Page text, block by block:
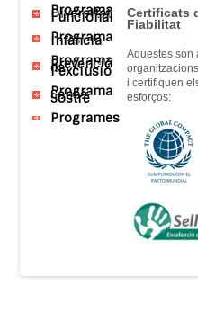
Programa
Diversitat
Funcional
Programa
Infància
Programa
Prevenció
de
l’exclusió
Programa
Sense
Sostre
Programes
Certificats
Fiabilitat
Aquestes són
i certifiquen
esforços: